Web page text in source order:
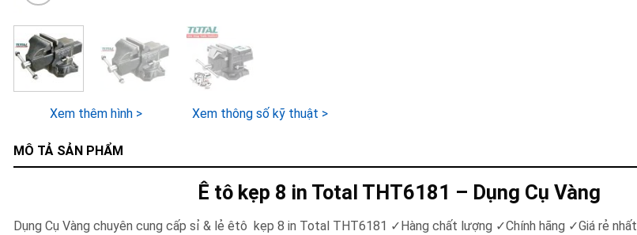
Xem thêm hình > Xem thông số kỹ thuật >
MÔ TẢ SẢN PHẨM
Ê tô kẹp 8 in Total THT6181 – Dụng Cụ Vàng
Dụng Cụ Vàng chuyên cung cấp sỉ & lẻ êtô kẹp 8 in Total THT6181 ✓Hàng chất lượng ✓Chính hãng ✓Giá rẻ nhất